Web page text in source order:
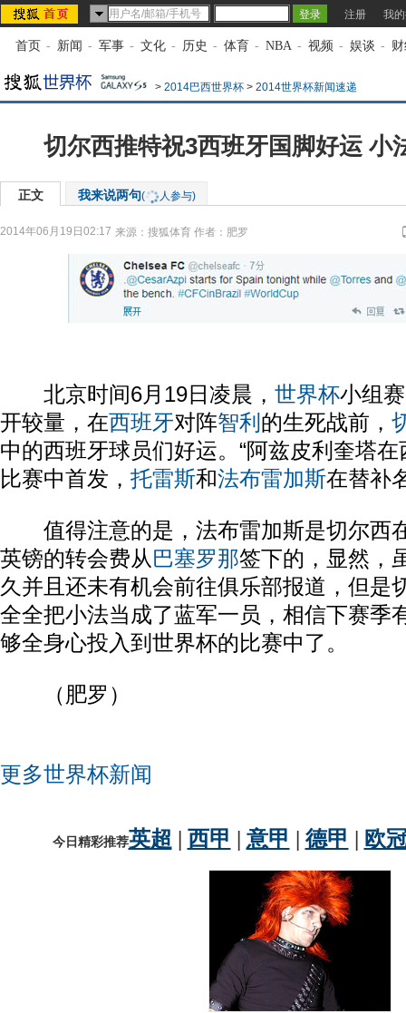
注册 我
首页 - 新闻 - 军事 - 文化 - 历史 - 体育 - NBA - 视频 - 娱谈 -
> 2014巴西世界杯 > 2014世界杯新闻速递
切尔西推特祝3西班牙国脚好运 小
正文 我来说两句( 人参与)
2014年06月19日02:17 来源： 搜狐体育 作者：肥罗
北京时间6月19日凌晨， 世界杯小组
开较量，在西班牙对阵智利 的生死战前，
中的西班牙球员们好运。“阿兹皮利奎塔
比赛中首发， 托雷斯和法布雷加斯在替补
值得注意的是，法布雷加斯是切尔西
英镑的转会费从巴塞罗那签下的，显然，
久并且还未有机会前往俱乐部报道，但是
全全把小法当成了蓝军一员，相信下赛季
够全身心投入到世界杯的比赛中了。
（肥罗）
更多世界杯新闻